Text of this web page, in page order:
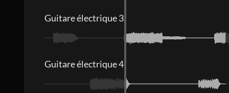
Guitare électrique 3
Guitare électrique 4